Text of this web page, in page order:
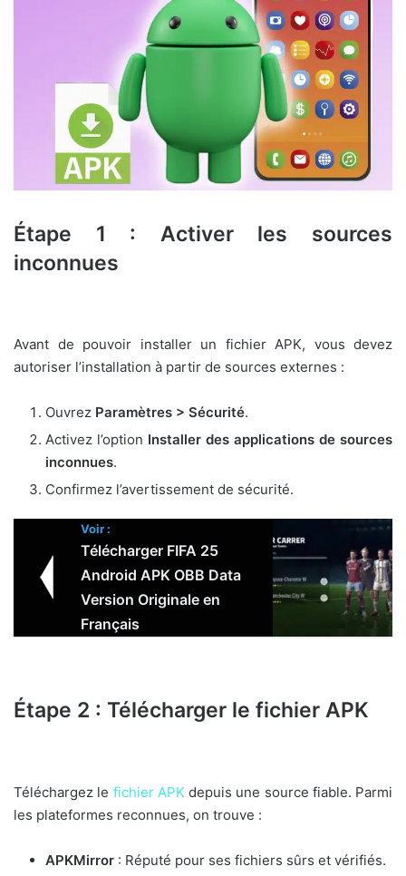
Étape 1 : Activer les sources
inconnues
Avant de pouvoir installer un fichier APK, vous devez
autoriser l’installation à partir de sources externes :
Ouvrez Paramètres > Sécurité.
Activez l’option Installer des applications de sources
inconnues.
Confirmez l’avertissement de sécurité.
Voir :
Télécharger FIFA 25
Android APK OBB Data
Version Originale en
Français
Étape 2 : Télécharger le fichier APK
Téléchargez le fichier APK depuis une source fiable. Parmi
les plateformes reconnues, on trouve :
APKMirror : Réputé pour ses fichiers sûrs et vérifiés.